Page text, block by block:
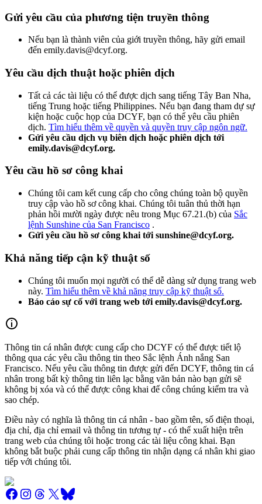
Gửi yêu cầu của phương tiện truyền thông
Nếu bạn là thành viên của giới truyền thông, hãy gửi email
đến emily.davis@dcyf.org.
Yêu cầu dịch thuật hoặc phiên dịch
Tất cả các tài liệu có thể được dịch sang tiếng Tây Ban Nha,
tiếng Trung hoặc tiếng Philippines. Nếu bạn đang tham dự sự
kiện hoặc cuộc họp của DCYF, bạn có thể yêu cầu phiên
dịch. Tìm hiểu thêm về quyền và quyền truy cập ngôn ngữ.
Gửi yêu cầu dịch vụ biên dịch hoặc phiên dịch tới
emily.davis@dcyf.org.
Yêu cầu hồ sơ công khai
Chúng tôi cam kết cung cấp cho công chúng toàn bộ quyền
truy cập vào hồ sơ công khai. Chúng tôi tuân thủ thời hạn
phản hồi mười ngày được nêu trong Mục 67.21.(b) của Sắc
lệnh Sunshine của San Francisco .
Gửi yêu cầu hồ sơ công khai tới sunshine@dcyf.org.
Khả năng tiếp cận kỹ thuật số
Chúng tôi muốn mọi người có thể dễ dàng sử dụng trang web
này. Tìm hiểu thêm về khả năng truy cập kỹ thuật số.
Báo cáo sự cố với trang web tới emily.davis@dcyf.org.
Thông tin cá nhân được cung cấp cho DCYF có thể được tiết lộ
thông qua các yêu cầu thông tin theo Sắc lệnh Ánh nắng San
Francisco. Nếu yêu cầu thông tin được gửi đến DCYF, thông tin cá
nhân trong bất kỳ thông tin liên lạc bằng văn bản nào bạn gửi sẽ
không bị xóa và có thể được công khai để công chúng kiểm tra và
sao chép.
Điều này có nghĩa là thông tin cá nhân - bao gồm tên, số điện thoại,
địa chỉ, địa chỉ email và thông tin tương tự - có thể xuất hiện trên
trang web của chúng tôi hoặc trong các tài liệu công khai. Bạn
không bắt buộc phải cung cấp thông tin nhận dạng cá nhân khi giao
tiếp với chúng tôi.